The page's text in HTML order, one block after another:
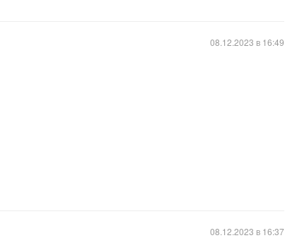
08.12.2023 в 16:49
08.12.2023 в 16:37